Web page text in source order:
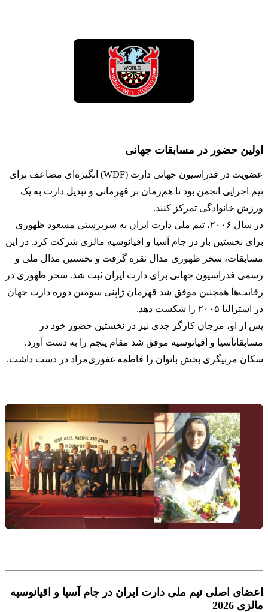
اولین حضور در مسابقات جهانی
عضویت در فدراسیون جهانی دارت (WDF) انگیزه‌ای مضاعف برای
تیم اجرایی انجمن بود تا هم‌زمان بر قهرمانی و تبدیل دارت به یک
ورزش خانوادگی تمرکز کنند.
در سال ۲۰۰۶، تیم ملی دارت ایران به سرپرستی مسعود ظهوری
برای نخستین بار در جام آسیا و اقیانوسیه مالزی شرکت کرد. در این
مسابقات، سحر ظهوری مدال نقره گرفت و نخستین مدال ملی و
رسمی فدراسیون جهانی برای دارت ایران ثبت شد. سحر ظهوری در
رقابت‌ها همچنین موفق شد قهرمان ژاپنی سومین دوره دارت جهان
در استرالیا ۲۰۰۵ را شکست دهد.
پس از او، مرجان کارگر جدی نیز در نخستین حضور خود در
مسابقاتآسیا و اقیانوسیه موفق شد مقام پنجم را به دست آورد.
سکان مربیگری بخش بانوان را فاطمه غفوری‌مراد در دست داشت.
اعضای اصلی تیم ملی دارت ایران در جام آسیا و اقیانوسیه
مالزی 2026